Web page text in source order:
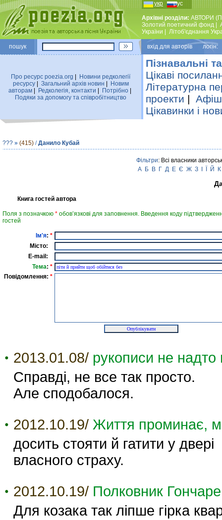
укр рус
Архівні розділи: АВТОРИ
Золотий поетичний фонд
України
Лiтоб'єднання
пошук вхiд для авторiв логін:
Про ресурс poezia.org
Новини редколегiї
ресурсу| Загальний архiв новин
Новим
авторам
Редколегiя, контакти Потрiбно
Подяки за допомогу та співробітництво
Пізнавальні
Цікаві
Літературна
проекти |
Цікавинки і
??? » (415) /Данило Кубай
Фільтри: Всі власники
А Б В Г Д Е Є Ж З Й К
Книга гостей автора
Поля з позначкою * обов’язкові для заповнення. Введення коду
гостей
Ім'я: *
Місто:
E-mail:
Тема: *
Повідомлення: *
2013.01.08/ рукописи не надто
Справді, не все так просто.
Але сподобалося.
2012.10.19/ Життя проминає,
досить стояти й гатити у двері
власного страху.
2012.10.19/ Полковник
Для козака так ліпше гірка